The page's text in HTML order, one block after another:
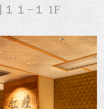
１−１ 1F